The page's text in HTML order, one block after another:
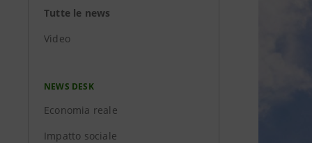
Tutte le news
Video
NEWS DESK
Economia reale
Impatto sociale